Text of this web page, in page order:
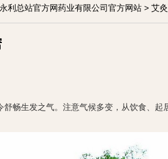
利总站官方网药业有限公司官方网站 > 艾
生发之气。注意气候多变，从饮食、起